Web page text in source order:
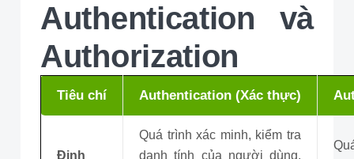
Authentication và
Authorization
Tiêu chí Authentication (Xác thực)
Định
Quá trình xác minh, kiểm tra
danh tính của người dùng,